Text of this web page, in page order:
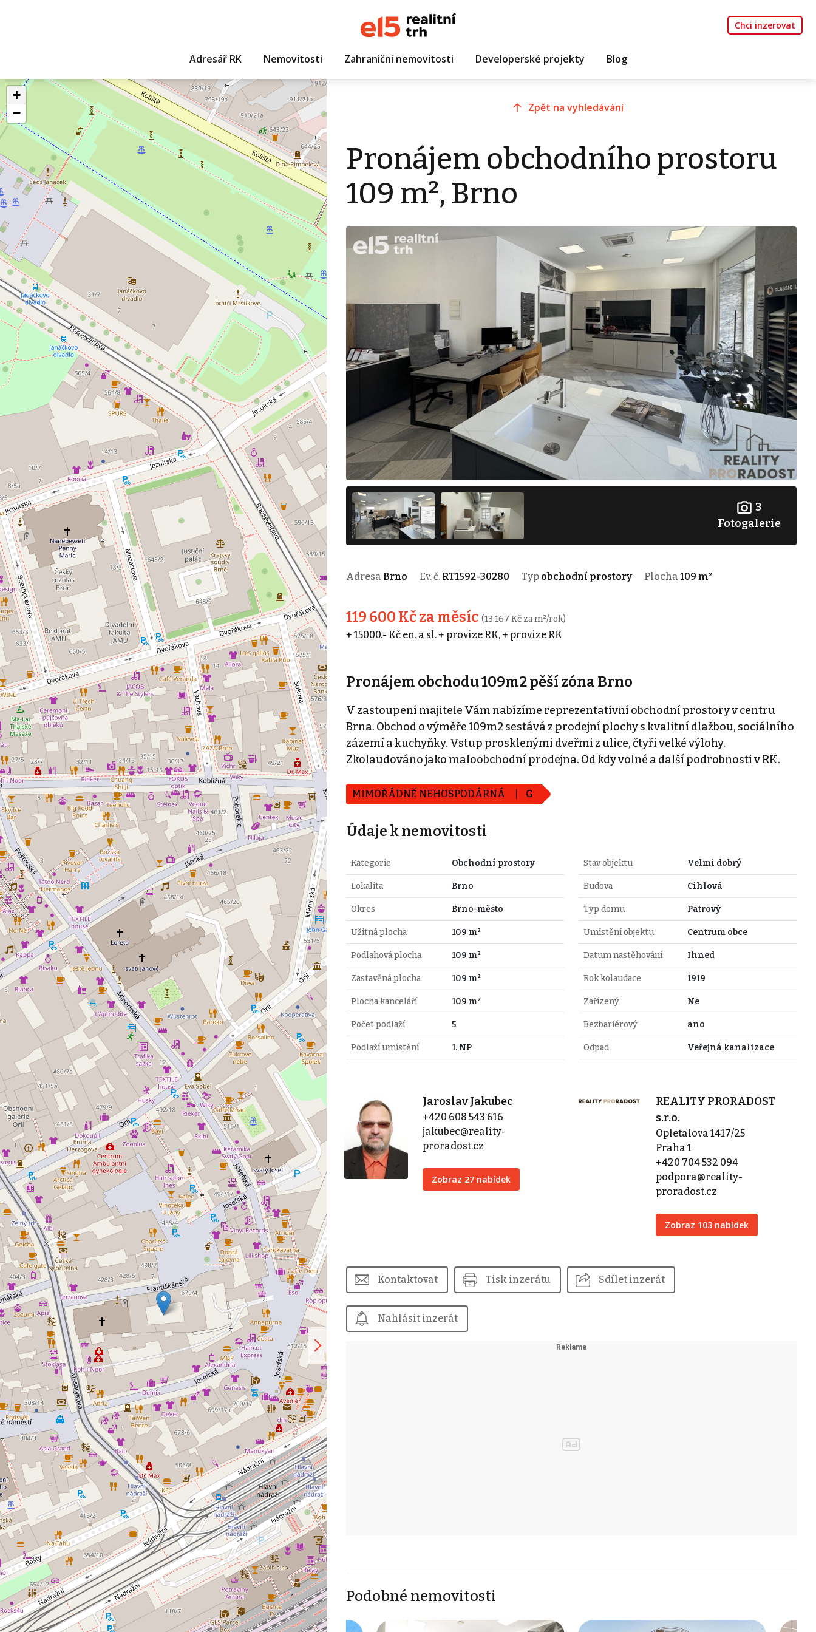
Chci inzerovat
Adresář RK Nemovitosti Zahraniční nemovitosti Developerské projekty Blog
+
−
Zpět na vyhledávání
Pronájem obchodního prostoru
109 m², Brno
3
Fotogalerie
Adresa Brno Ev. č. RT1592-30280 Typ obchodní prostory Plocha 109 m²
119 600 Kč za měsíc (13 167 Kč za m²/rok)
+ 15000.- Kč en. a sl. + provize RK, + provize RK
Pronájem obchodu 109m2 pěší zóna Brno
V zastoupení majitele Vám nabízíme reprezentativní obchodní prostory v centru
Brna. Obchod o výměře 109m2 sestává z prodejní plochy s kvalitní dlažbou, sociálního
zázemí a kuchyňky. Vstup prosklenými dveřmi z ulice, čtyři velké výlohy.
Zkolaudováno jako maloobchodní prodejna. Od kdy volné a další podrobnosti v RK.
MIMOŘÁDNĚ NEHOSPODÁRNÁ G
Údaje k nemovitosti
Kategorie Obchodní prostory
Lokalita Brno
Okres Brno-město
Užitná plocha 109 m²
Podlahová plocha 109 m²
Zastavěná plocha 109 m²
Plocha kanceláří 109 m²
Počet podlaží 5
Podlaží umístění 1. NP
Stav objektu Velmi dobrý
Budova Cihlová
Typ domu Patrový
Umístění objektu Centrum obce
Datum nastěhování Ihned
Rok kolaudace 1919
Zařízený Ne
Bezbariérový ano
Odpad Veřejná kanalizace
Jaroslav Jakubec
+420 608 543 616
jakubec@reality-
proradost.cz
Zobraz 27 nabídek
REALITY PRORADOST
s.r.o.
Opletalova 1417/25
Praha 1
+420 704 532 094
podpora@reality-
proradost.cz
Zobraz 103 nabídek
Kontaktovat Tisk inzerátu Sdílet inzerát
Nahlásit inzerát
Podobné nemovitosti